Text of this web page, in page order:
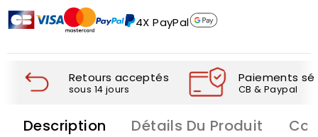
4X PayPal
Retours acceptés
sous 14 jours
Paiements
CB & Paypal
Description Détails Du Produit